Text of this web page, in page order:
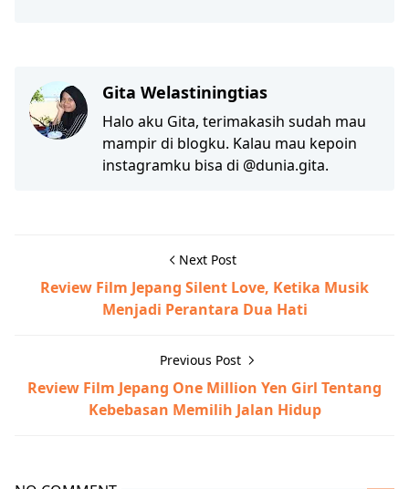
Gita Welastiningtias
Halo aku Gita, terimakasih sudah mau
mampir di blogku. Kalau mau kepoin
instagramku bisa di @dunia.gita.
Next Post
Review Film Jepang Silent Love, Ketika Musik
Menjadi Perantara Dua Hati
Previous Post
Review Film Jepang One Million Yen Girl Tentang
Kebebasan Memilih Jalan Hidup